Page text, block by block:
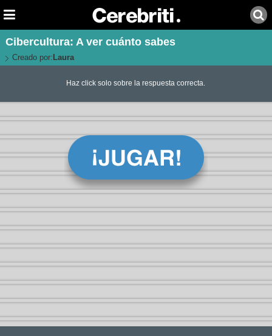
Cibercultura: A ver cuánto sabes
Creado por: Laura
Haz click solo sobre la respuesta correcta.